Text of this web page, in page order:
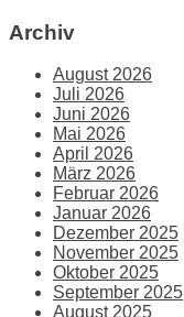
Archiv
August 2026
Juli 2026
Juni 2026
Mai 2026
April 2026
März 2026
Februar 2026
Januar 2026
Dezember 2025
November 2025
Oktober 2025
September 2025
August 2025